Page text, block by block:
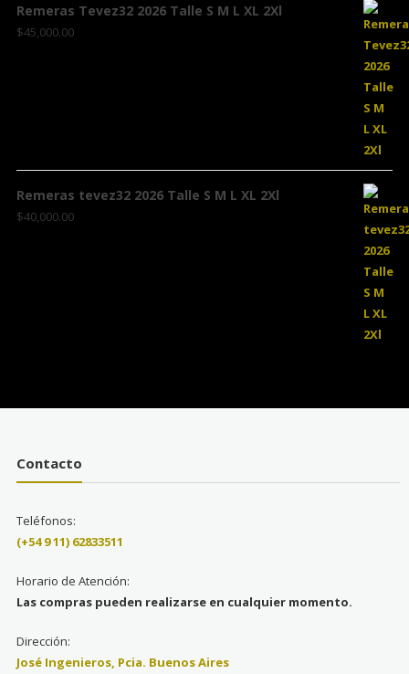
Remeras Tevez32 2026 Talle S M L XL 2Xl
$45,000.00
Remeras tevez32 2026 Talle S M L XL 2Xl
$40,000.00
Contacto
Teléfonos:
(+54 9 11) 62833511
Horario de Atención:
Las compras pueden realizarse en cualquier momento.
Dirección:
José Ingenieros, Pcia. Buenos Aires